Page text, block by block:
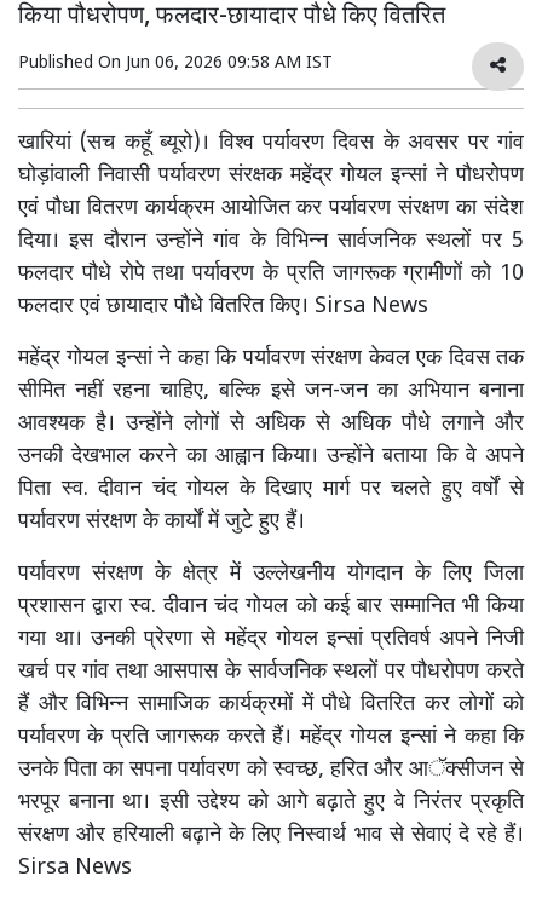
किया पौधरोपण, फलदार-छायादार पौधे किए वितरित
Published On Jun 06, 2026 09:58 AM IST
खारियां (सच कहूँ ब्यूरो)। विश्व पर्यावरण दिवस के अवसर पर गांव
घोड़ांवाली निवासी पर्यावरण संरक्षक महेंद्र गोयल इन्सां ने पौधरोपण
एवं पौधा वितरण कार्यक्रम आयोजित कर पर्यावरण संरक्षण का संदेश
दिया। इस दौरान उन्होंने गांव के विभिन्न सार्वजनिक स्थलों पर 5
फलदार पौधे रोपे तथा पर्यावरण के प्रति जागरूक ग्रामीणों को 10
फलदार एवं छायादार पौधे वितरित किए। Sirsa News
महेंद्र गोयल इन्सां ने कहा कि पर्यावरण संरक्षण केवल एक दिवस तक
सीमित नहीं रहना चाहिए, बल्कि इसे जन-जन का अभियान बनाना
आवश्यक है। उन्होंने लोगों से अधिक से अधिक पौधे लगाने और
उनकी देखभाल करने का आह्वान किया। उन्होंने बताया कि वे अपने
पिता स्व. दीवान चंद गोयल के दिखाए मार्ग पर चलते हुए वर्षों से
पर्यावरण संरक्षण के कार्यों में जुटे हुए हैं।
पर्यावरण संरक्षण के क्षेत्र में उल्लेखनीय योगदान के लिए जिला
प्रशासन द्वारा स्व. दीवान चंद गोयल को कई बार सम्मानित भी किया
गया था। उनकी प्रेरणा से महेंद्र गोयल इन्सां प्रतिवर्ष अपने निजी
खर्च पर गांव तथा आसपास के सार्वजनिक स्थलों पर पौधरोपण करते
हैं और विभिन्न सामाजिक कार्यक्रमों में पौधे वितरित कर लोगों को
पर्यावरण के प्रति जागरूक करते हैं। महेंद्र गोयल इन्सां ने कहा कि
उनके पिता का सपना पर्यावरण को स्वच्छ, हरित और आॅक्सीजन से
भरपूर बनाना था। इसी उद्देश्य को आगे बढ़ाते हुए वे निरंतर प्रकृति
संरक्षण और हरियाली बढ़ाने के लिए निस्वार्थ भाव से सेवाएं दे रहे हैं।
Sirsa News